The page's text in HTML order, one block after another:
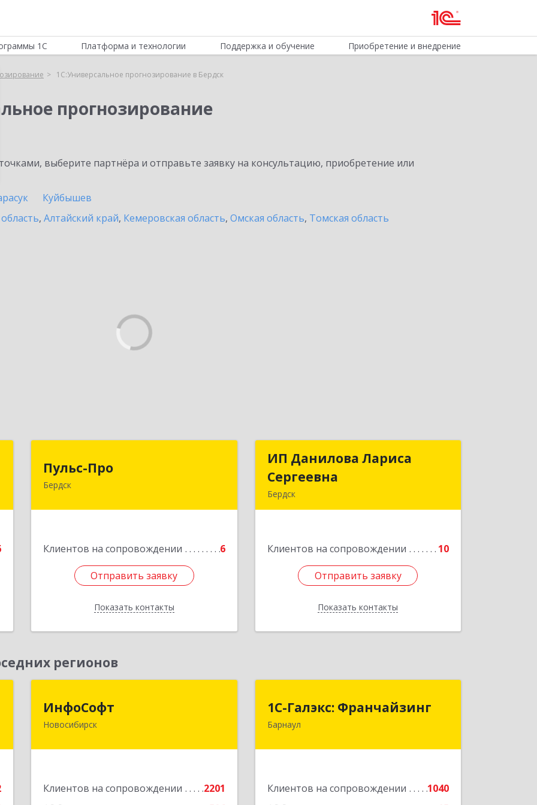
1С Платформа и технологии Поддержка и обучение Приобретение и внедрение
1С:Универсальное прогнозирование в Бердск
прогнозирование
выберите партнёра и отправьте заявку на консультацию, приобретение или
Куйбышев
, Алтайский край, Кемеровская область, Омская область, Томская область
Пульс-Про
Бердск
Клиентов на сопровождении 6
Отправить заявку
Показать контакты
633010, Новосибирская обл, Бердск,
Отправить заявку
Назад
ИП Данилова Лариса
Сергеевна
Бердск
Клиентов на сопровождении 10
Отправить заявку
Показать контакты
ИП Данилова Лариса
Подробнее
Отправить заявку
Назад
регионов
ИнфоСофт
Новосибирск
Клиентов на сопровождении
2201
630091, Новосибирская обл,
1С-Галэкс: Франчайзинг
Барнаул
Клиентов на сопровождении
1040
1С-Галэкс: Франчайзинг
656015, Алтайский край, Барнаул г,